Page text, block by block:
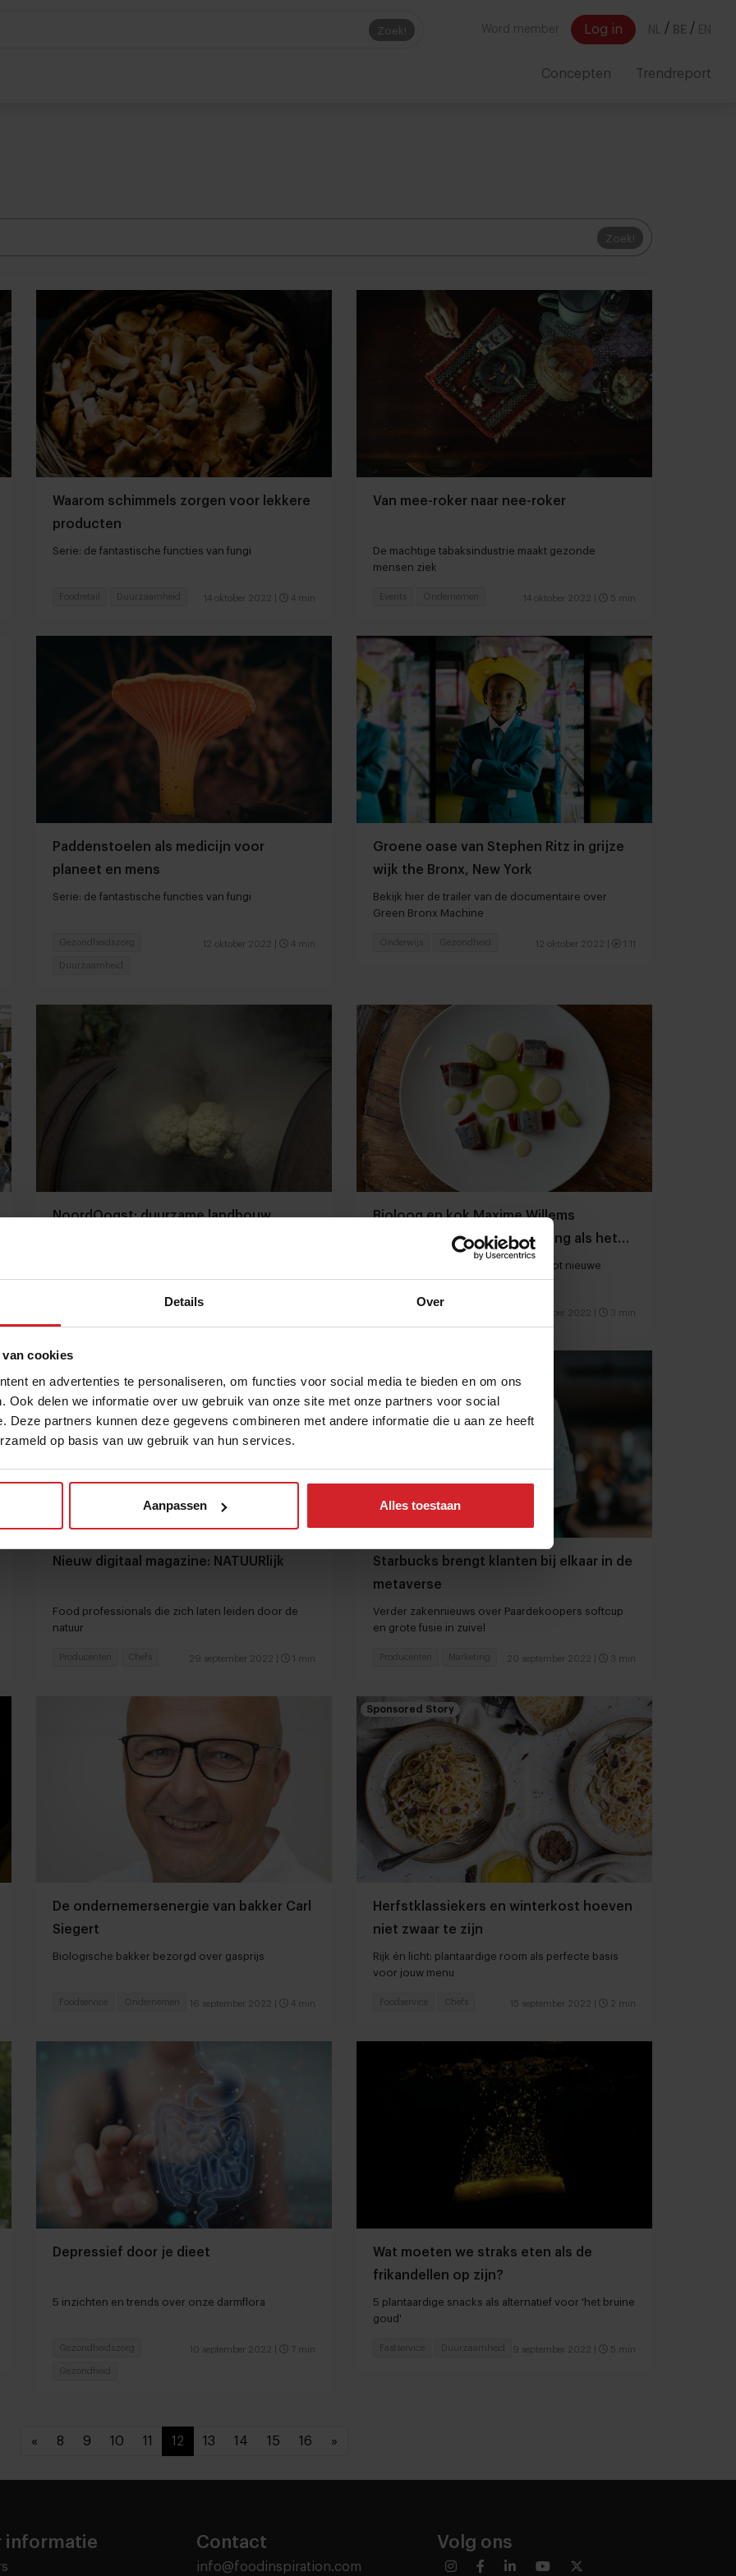
Details Over
cookies
en advertenties te personaliseren, om functies voor social media te bieden en om ons
Ook delen we informatie over uw gebruik van onze site met onze partners voor social
Deze partners kunnen deze gegevens combineren met andere informatie die u aan ze heeft
op basis van uw gebruik van hun services.
Aanpassen Alles toestaan
Zoek! Word member Log in NL / BE / EN
Concepten Trendreport
Zoek!
Waarom schimmels zorgen voor lekkere
producten
Serie: de fantastische functies van fungi
14 oktober 2022 4 min
Foodretail Duurzaamheid
Van mee-roker naar nee-roker
De machtige tabaksindustrie maakt gezonde
mensen ziek
14 oktober 2022 5 min
Events Ondernemen
Paddenstoelen als medicijn voor
planeet en mens
Serie: de fantastische functies van fungi
12 oktober 2022 4 min
Gezondheidszorg
Duurzaamheid
Groene oase van Stephen Ritz in grijze
wijk the Bronx, New York
Bekijk hier de trailer van de documentaire over
Green Bronx Machine
12 oktober 2022
Onderwijs Gezondheid
NoordOogst: duurzame landbouw
Bioloog en kok Maxime Willems
benadert productontwikkeling als het
oplossen van puzzels
Bij Foodlab PROEF! leidt co-creatie tot nieuwe
innovaties
8 oktober 2022 3 min
Nieuw digitaal magazine: NATUURlijk
Food professionals die zich laten leiden door de
natuur
29 september 2022 1 min
Producenten Chefs
Starbucks brengt klanten bij elkaar in de
metaverse
Verder zakennieuws over Paardekoopers softcup
en grote fusie in zuivel
20 september 2022 3 min
Producenten Marketing
De ondernemersenergie van bakker Carl
Siegert
Biologische bakker bezorgd over gasprijs
16 september 2022 4 min
Foodservice Ondernemen
Sponsored Story
Herfstklassiekers en winterkost hoeven
niet zwaar te zijn
Rijk én licht: plantaardige room als perfecte basis
voor jouw menu
15 september 2022 2 min
Foodservice Chefs
Depressief door je dieet
5 inzichten en trends over onze darmflora
10 september 2022 7 min
Gezondheidszorg
Gezondheid
Wat moeten we straks eten als de
frikandellen op zijn?
5 plantaardige snacks als alternatief voor 'het bruine
goud'
9 september 2022 5 min
Fastservice Duurzaamheid
« 8 9 10 11 12 13 14 15 16 »
informatie Contact
info@foodinspiration.com
Volg ons